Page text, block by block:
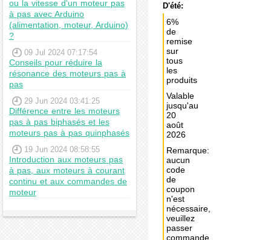
ou la vitesse d'un moteur pas
à pas avec Arduino
(alimentation, moteur, Arduino)
?
09 Jul 2024 07:17:54
Conseils pour réduire la
résonance des moteurs pas à
pas
29 Jun 2024 03:41:25
Différence entre les moteurs
pas à pas biphasés et les
moteurs pas à pas quinphasés
19 Jun 2024 08:58:55
Introduction aux moteurs pas
à pas, aux moteurs à courant
continu et aux commandes de
moteur
D'été:
6%
de
remise
sur
tous
les
produits
Valable
jusqu'au
20
août
2026
Remarque:
aucun
code
de
coupon
n'est
nécessaire,
veuillez
passer
commande